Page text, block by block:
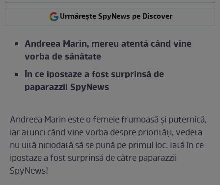
Urmărește SpyNews pe Discover
Andreea Marin, mereu atentă când vine
vorba de sănătate
În ce ipostaze a fost surprinsă de
paparazzii SpyNews
Andreea Marin este o femeie frumoasă și puternică,
iar atunci când vine vorba despre priorități, vedeta
nu uită niciodată să se pună pe primul loc. Iată în ce
ipostaze a fost surprinsă de către paparazzii
SpyNews!